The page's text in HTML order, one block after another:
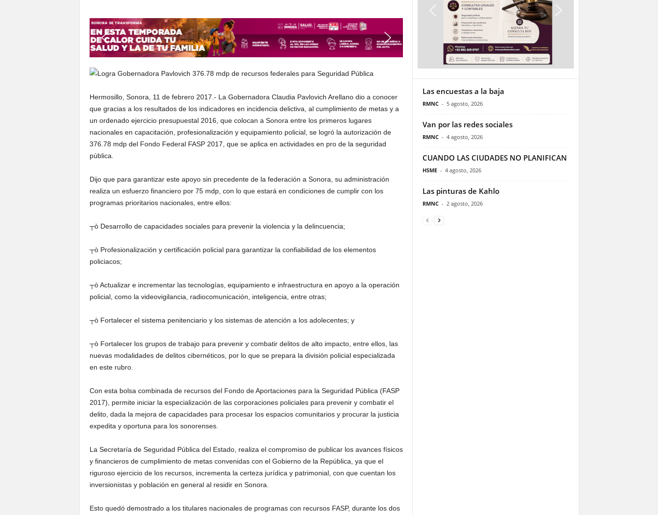
Hermosillo, Sonora, 11 de febrero 2017.- La Gobernadora Claudia Pavlovich Arellano dio a conocer
que gracias a los resultados de los indicadores en incidencia delictiva, al cumplimiento de metas y a
un ordenado ejercicio presupuestal 2016, que colocan a Sonora entre los primeros lugares
nacionales en capacitación, profesionalización y equipamiento policial, se logró la autorización de
376.78 mdp del Fondo Federal FASP 2017, que se aplica en actividades en pro de la seguridad
pública.
Dijo que para garantizar este apoyo sin precedente de la federación a Sonora, su administración
realiza un esfuerzo financiero por 75 mdp, con lo que estará en condiciones de cumplir con los
programas prioritarios nacionales, entre ellos:
┬ò Desarrollo de capacidades sociales para prevenir la violencia y la delincuencia;
┬ò Profesionalización y certificación policial para garantizar la confiabilidad de los elementos
policiacos;
┬ò Actualizar e incrementar las tecnologías, equipamiento e infraestructura en apoyo a la operación
policial, como la videovigilancia, radiocomunicación, inteligencia, entre otras;
┬ò Fortalecer el sistema penitenciario y los sistemas de atención a los adolecentes; y
┬ò Fortalecer los grupos de trabajo para prevenir y combatir delitos de alto impacto, entre ellos, las
nuevas modalidades de delitos cibernéticos, por lo que se prepara la división policial especializada
en este rubro.
Con esta bolsa combinada de recursos del Fondo de Aportaciones para la Seguridad Pública (FASP
2017), permite iniciar la especialización de las corporaciones policiales para prevenir y combatir el
delito, dada la mejora de capacidades para procesar los espacios comunitarios y procurar la justicia
expedita y oportuna para los sonorenses.
La Secretaría de Seguridad Pública del Estado, realiza el compromiso de publicar los avances físicos
y financieros de cumplimiento de metas convenidas con el Gobierno de la República, ya que el
riguroso ejercicio de los recursos, incrementa la certeza jurídica y patrimonial, con que cuentan los
inversionistas y población en general al residir en Sonora.
Esto quedó demostrado a los titulares nacionales de programas con recursos FASP, durante los dos
Las encuestas a la baja
RMNC - 5 agosto, 2026
Van por las redes sociales
RMNC - 4 agosto, 2026
CUANDO LAS CIUDADES NO PLANIFICAN
HSME - 4 agosto, 2026
Las pinturas de Kahlo
RMNC - 2 agosto, 2026